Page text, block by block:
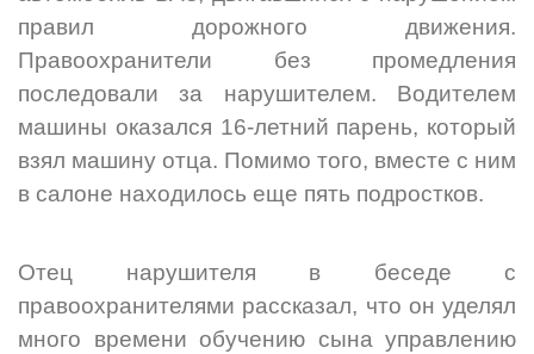
правил дорожного движения.
Правоохранители без промедления
последовали за нарушителем. Водителем
машины оказался 16-летний парень, который
взял машину отца. Помимо того, вместе с ним
в салоне находилось еще пять подростков.
Отец нарушителя в беседе с
правоохранителями рассказал, что он уделял
много времени обучению сына управлению